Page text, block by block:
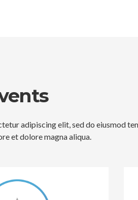
adipiscing elit, sed do eiusmod
et dolore magna aliqua.